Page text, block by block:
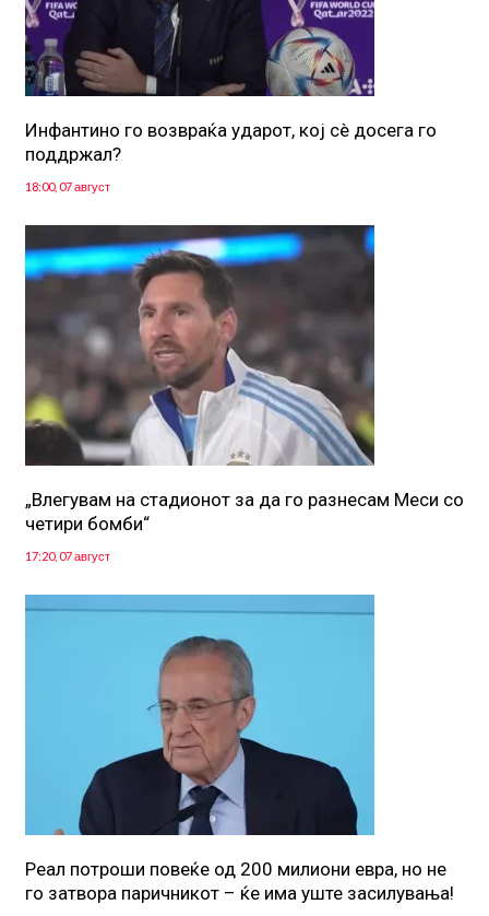
Инфантино го возвраќа ударот, кој сè досега го
поддржал?
18:00, 07 август
„Влегувам на стадионот за да го разнесам Меси со
четири бомби“
17:20, 07 август
Реал потроши повеќе од 200 милиони евра, но не
го затвора паричникот – ќе има уште засилувања!